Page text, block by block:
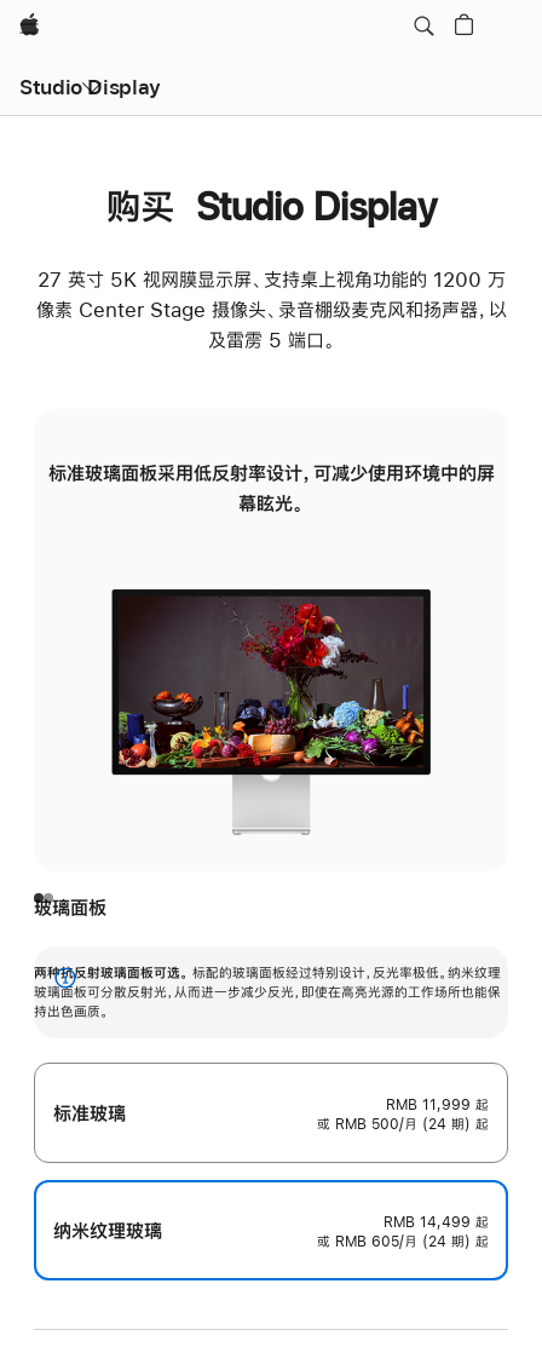
Apple
Studio Display
购买 Studio Display
27 英寸 5K 视网膜显示屏、支持桌上视角功能的 1200 万
像素 Center Stage 摄像头、录音棚级麦克风和扬声器，以
及雷雳 5 端口。
标准玻璃面板采用低反射率设计，可减少使用环境中的屏
幕眩光。
玻璃面板
两种抗反射玻璃面板可选。 标配的玻璃面板经过特别设计，反光率极低。纳米纹理
玻璃面板可分散反射光，从而进一步减少反光，即使在高亮光源的工作场所也能保
持出色画质。
展
开
标准玻璃 RMB 11,999 起
或 RMB 500/月 (24 期) 起
纳米纹理玻璃 RMB 14,499 起
或 RMB 605/月 (24 期) 起